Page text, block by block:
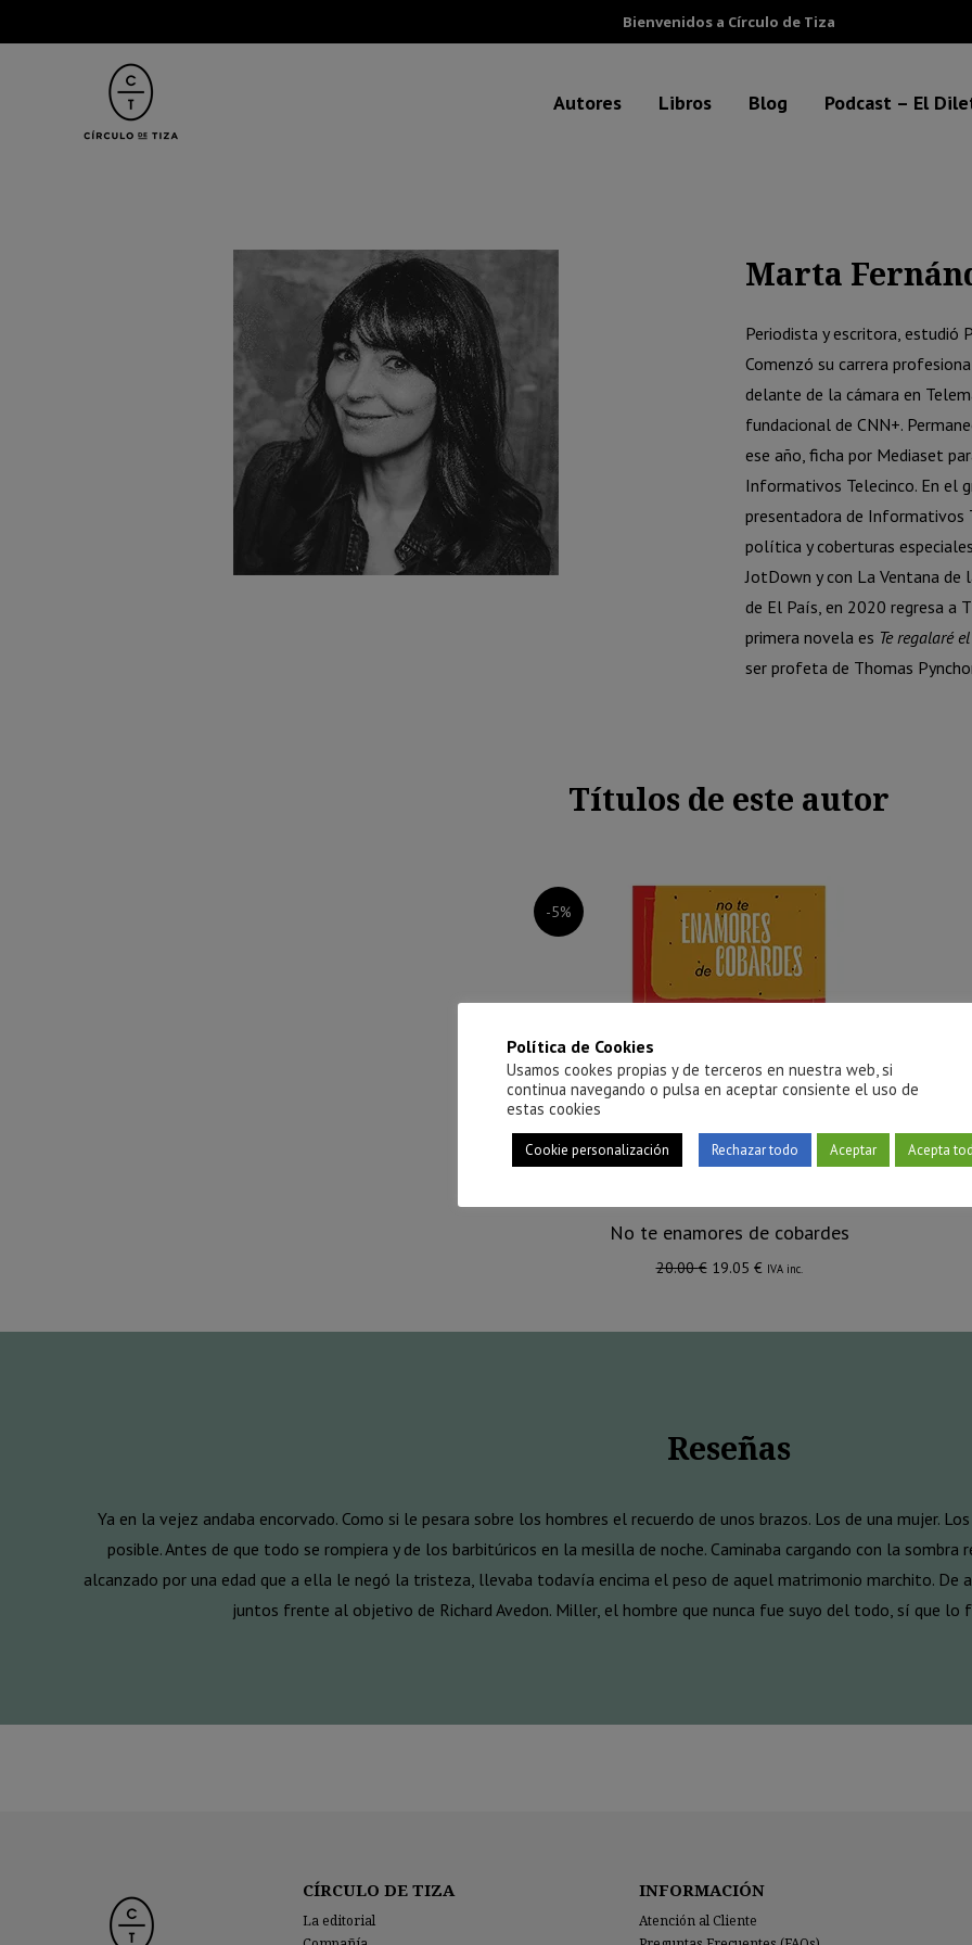
Bienvenidos a Círculo de Tiza
Autores Libros Blog Podcast – El
Marta
Periodista y escritora, estudió
Comenzó su carrera
delante de la cámara en
fundacional de CNN+.
ese año, ficha por Mediaset
Informativos Telecinco. En el
presentadora de Informativos
política y coberturas
JotDown y con La Ventana de
de El País, en 2020 regresa a
primera novela es Te regalaré
ser profeta de Thomas
Títulos de este autor
-5%
No te enamores de cobardes
20.00€ El
19.05 €ElIVA inc.
Reseñas
Ya en la vejez andaba encorvado. Como si le pesara sobre los hombres el recuerdo de unos brazos. Los de una mujer.
posible. Antes de que todo se rompiera y de los barbitúricos en la mesilla de noche. Caminaba cargando con la
alcanzado por una edad que a ella le negó la tristeza, llevaba todavía encima el peso de aquel matrimonio marchito. De
juntos frente al objetivo de Richard Avedon. Miller, el hombre que nunca fue suyo del todo, sí que
CÍRCULO DE TIZA
La editorial
INFORMACIÓN
Atención al Cliente
Política de Cookies
Usamos cookes propias y de terceros en nuestra web, si
continua navegando o pulsa en aceptar consiente el uso de
estas cookies
Cookie personalización Rechazar todo Aceptar Acepta